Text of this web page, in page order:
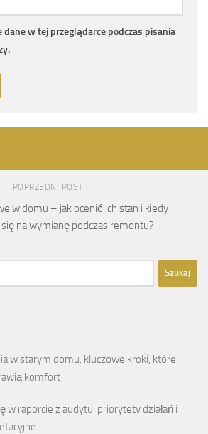
dane w tej przeglądarce podczas pisania
POPRZEDNI POST
w domu – jak ocenić ich stan i kiedy
na wymianę podczas remontu?
w starym domu: kluczowe kroki, które
komfort
w raporcie z audytu: priorytety działań i